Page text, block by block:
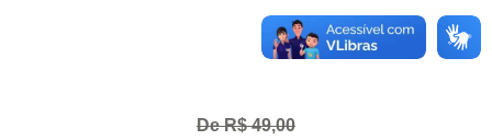
De R$ 49,00